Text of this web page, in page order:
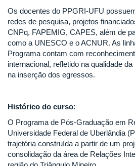
Os docentes do PPGRI-UFU
redes de pesquisa, projetos
CNPq, FAPEMIG, CAPES, além de
como a UNESCO e o ACNUR. As
Programa contam com
internacional, refletido na qualidade
na inserção dos egressos.
Histórico do curso:
O Programa de Pós-Graduação em
Universidade Federal de Uberlândia
trajetória construída a partir de um
consolidação da área de Relações